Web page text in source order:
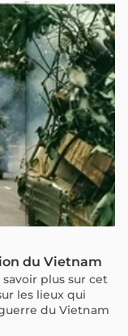
du Vietnam
savoir plus sur cet
les lieux qui
du Vietnam